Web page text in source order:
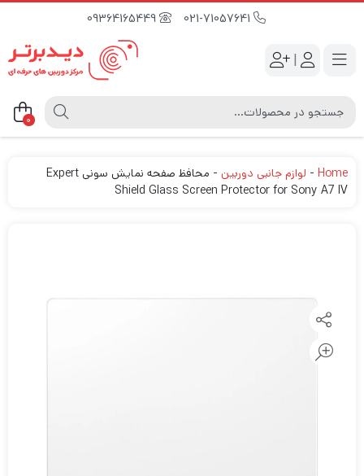
09364165449
|
0
Home
- لوازم جانبی دوربین -
محافظ صفحه نمایش سونی Expert
Shield Glass Screen Protector for Sony A7 IV